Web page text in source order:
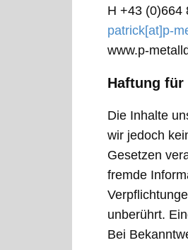
H +43 (0)664
patrick[at]p-
www.p-
Haftung für
Die Inhalte
wir jedoch
Gesetzen
fremde
unberührt.
Bei